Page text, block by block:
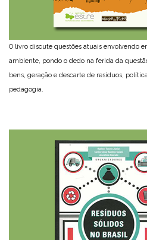
O livro discute questões atuais envolvendo
ambiente, pondo o dedo na ferida da
bens, geração e descarte de resíduos,
pedagogia.